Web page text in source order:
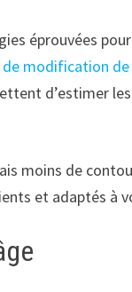
éprouvées
de modification
d’estimer
moins de
et adaptés à